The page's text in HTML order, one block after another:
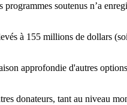
soutenus n’a
à 155 millions de dollars
approfondie d'autres
donateurs, tant au niveau